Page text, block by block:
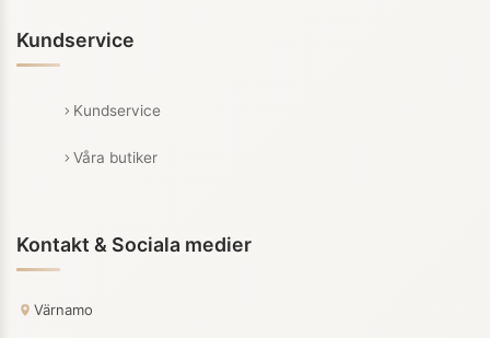
Kundservice
Kundservice
Våra butiker
Kontakt & Sociala medier
Värnamo